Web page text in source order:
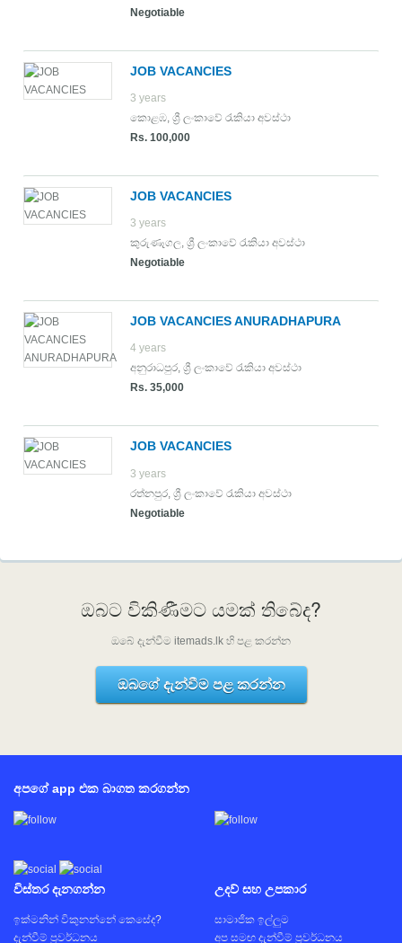
Negotiable
JOB VACANCIES
3 years
කොළඹ, ශ්‍රී ලංකාවේ රැකියා අවස්ථා
Rs. 100,000
JOB VACANCIES
3 years
කුරුණෑගල, ශ්‍රී ලංකාවේ රැකියා අවස්ථා
Negotiable
JOB VACANCIES ANURADHAPURA
4 years
අනුරාධපුර, ශ්‍රී ලංකාවේ රැකියා අවස්ථා
Rs. 35,000
JOB VACANCIES
3 years
රත්නපුර ශ්‍රී ලංකාවේ රැකියා අවස්ථා
Negotiable
ඔබට විකිණීමට යමක් තිබේද?
ඔබේ දැන්වීම itemads.lk හි පළ කරන්න
ඔබගේ දැන්වීම පළ කරන්න
අපගේ app එක බාගත කරගන්න
විස්තර දැනගන්න
ඉක්මනින් විකුනන්නේ කෙසේද?
දැන්වීම් ප්‍රවර්ධනය
උදව් සහ උපකාර
සාමාජික ඉල්ලුම
අප සමඟ දැන්වීම් ප්‍රවර්ධනය